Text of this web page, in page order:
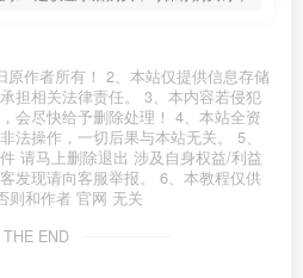
原作者所有！ 2、本站仅提供信息存储
担相关法律责任。 3、本内容若侵犯
会尽快给予删除处理！ 4、本站全资
法操作，一切后果与本站无关。 5、
请马上删除退出 涉及自身权益/利益
发现请向客服举报。 6、本教程仅供
则和作者 官网 无关
THE END